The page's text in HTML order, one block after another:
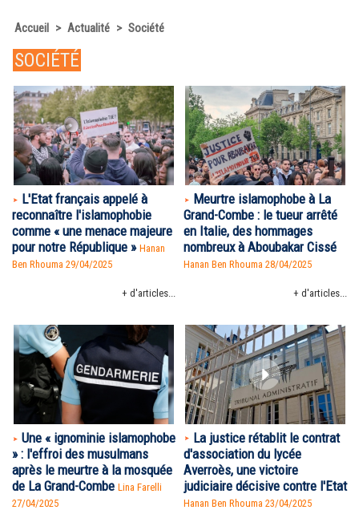
Accueil > Actualité > Société
SOCIÉTÉ
L'Etat français appelé à
reconnaître l'islamophobie
comme « une menace majeure
pour notre République » Hanan
Ben Rhouma 29/04/2025
+ d'articles...
Meurtre islamophobe à La
Grand-Combe : le tueur arrêté
en Italie, des hommages
nombreux à Aboubakar Cissé
Hanan Ben Rhouma 28/04/2025
+ d'articles...
Une « ignominie islamophobe
» : l'effroi des musulmans
après le meurtre à la mosquée
de La Grand-Combe Lina Farelli
27/04/2025
La justice rétablit le contrat
d'association du lycée
Averroès, une victoire
judiciaire décisive contre l'Etat
Hanan Ben Rhouma 23/04/2025